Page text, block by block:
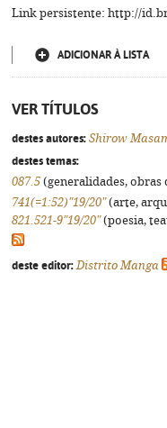
Link persistente: http://
ADICIONAR À LISTA
VER TÍTULOS
destes autores: Shirow
destes temas:
087.5 (generalidades,
741(=1:52)"19/20"(arte,
821.521-9"19/20"(poesia,
deste editor: Distrito Manga